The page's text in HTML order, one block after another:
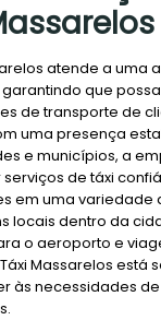
atende a uma
que
de transporte de
uma presença
e municípios, a
de táxi
em uma variedade
locais dentro da
o aeroporto e
Massarelos está
às necessidades